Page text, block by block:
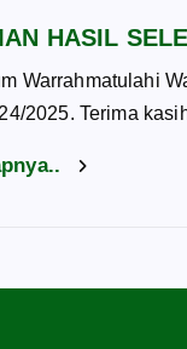
HASIL
Warrahmatulahi
2025. Terima